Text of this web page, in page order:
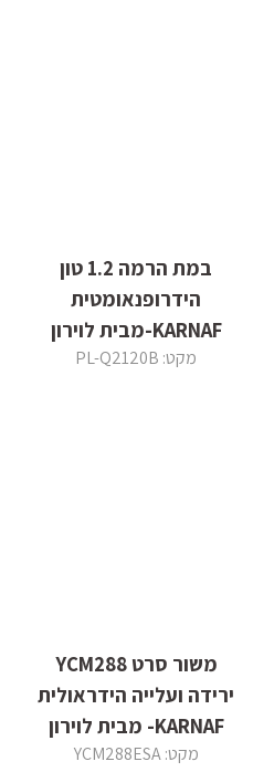
במת הרמה 1.2 טון
הידרופנאומטית
KARNAF-מבית לוירון
מקט: PL-Q2120B
משור סרט YCM288
ירידה ועלייה הידראולית
KARNAF- מבית לוירון
מקט: YCM288ESA